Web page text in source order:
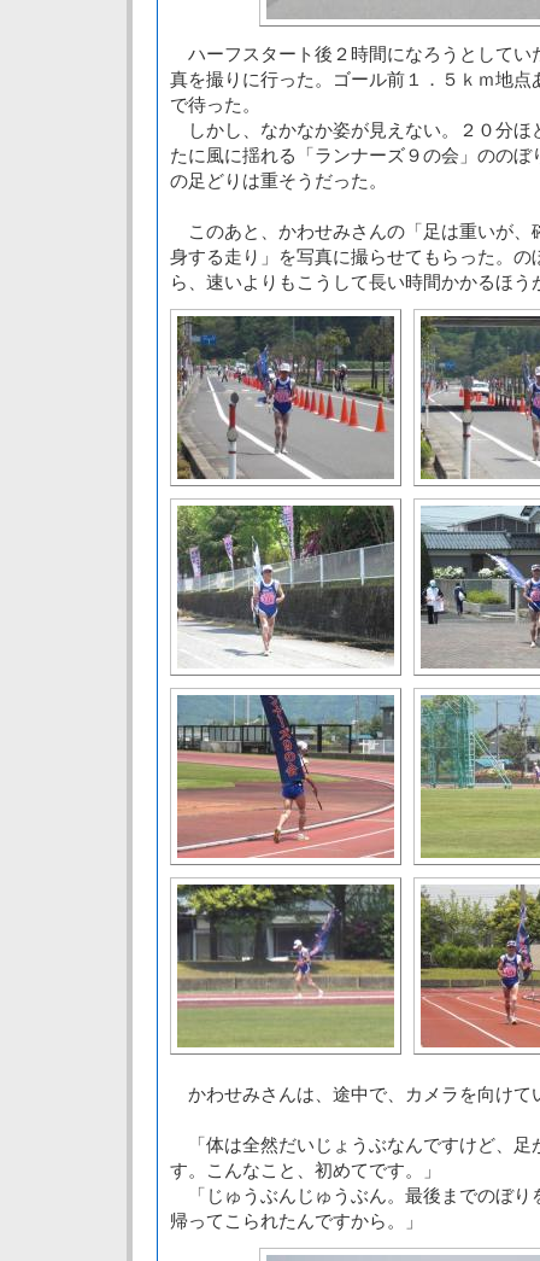
ハーフスタート後２時間になろうとしてい
真を撮りに行った。ゴール前１．５ｋｍ地点
で待った。
しかし、なかなか姿が見えない。２０分ほ
たに風に揺れる「ランナーズ９の会」のの
の足どりは重そうだった。
このあと、かわせみさんの「足は重いが、
身する走り」を写真に撮らせてもらった。の
ら、速いよりもこうして長い時間かかるほ
かわせみさんは、途中で、カメラを向けて
「体は全然だいじょうぶなんですけど、足
す。こんなこと、初めてです。」
「じゅうぶんじゅうぶん。最後までのぼり
帰ってこられたんですから。」